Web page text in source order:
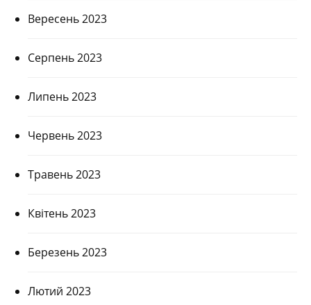
Вересень 2023
Серпень 2023
Липень 2023
Червень 2023
Травень 2023
Квітень 2023
Березень 2023
Лютий 2023